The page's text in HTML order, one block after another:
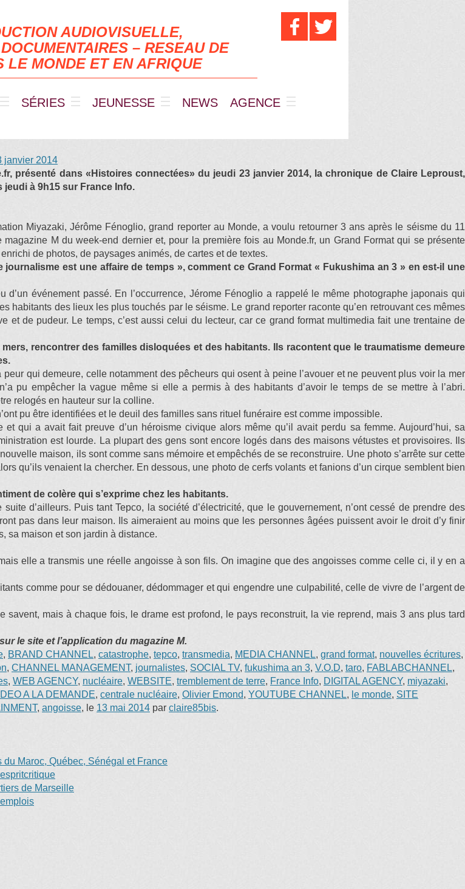
AUDIOVISUELLE,
– RESEAU DE
LE MONDE ET EN AFRIQUE
SÉRIES JEUNESSE NEWS AGENCE
janvier 2014
présenté dans «Histoires connectées» du jeudi 23 janvier 2014, la chronique de Claire Leproust,
jeudi à 9h15 sur France Info.
Miyazaki, Jérôme Fénoglio, grand reporter au Monde, a voulu retourner 3 ans après le séisme du 11
M du week-end dernier et, pour la première fois au Monde.fr, un Grand Format qui se présente
de photos, de paysages animés, de cartes et de textes.
est une affaire de temps », comment ce Grand Format « Fukushima an 3 » en est-il une
d’un événement passé. En l’occurrence, Jérome Fénoglio a rappelé le même photographe japonais qui
habitants des lieux les plus touchés par le séisme. Le grand reporter raconte qu’en retrouvant ces mêmes
de pudeur. Le temps, c’est aussi celui du lecteur, car ce grand format multimedia fait une trentaine de
rencontrer des familles disloquées et des habitants. Ils racontent que le traumatisme demeure
qui demeure, celle notamment des pêcheurs qui osent à peine l’avouer et ne peuvent plus voir la mer
pu empêcher la vague même si elle a permis à des habitants d’avoir le temps de se mettre à l’abri.
relogés en hauteur sur la colline.
pu être identifiées et le deuil des familles sans rituel funéraire est comme impossible.
qui a avait fait preuve d’un héroisme civique alors même qu’il avait perdu sa femme. Aujourd’hui, sa
est lourde. La plupart des gens sont encore logés dans des maisons vétustes et provisoires. Ils
maison, ils sont comme sans mémoire et empêchés de se reconstruire. Une photo s’arrête sur cette
qu’ils venaient la chercher. En dessous, une photo de cerfs volants et fanions d’un cirque semblent bien
de colère qui s’exprime chez les habitants.
d’ailleurs. Puis tant Tepco, la société d’électricité, que le gouvernement, n’ont cessé de prendre des
pas dans leur maison. Ils aimeraient au moins que les personnes âgées puissent avoir le droit d’y finir
sa maison et son jardin à distance.
elle a transmis une réelle angoisse à son fils. On imagine que des angoisses comme celle ci, il y en a
comme pour se dédouaner, dédommager et qui engendre une culpabilité, celle de vivre de l’argent de
mais à chaque fois, le drame est profond, le pays reconstruit, la vie reprend, mais 3 ans plus tard
le site et l’application du magazine M.
, BRAND CHANNEL, catastrophe, tepco, transmedia, MEDIA CHANNEL, grand format, nouvelles écritures,
, CHANNEL MANAGEMENT, journalistes, SOCIAL TV, fukushima an 3, V.O.D, taro, FABLABCHANNEL,
, WEB AGENCY, nucléaire, WEBSITE, tremblement de terre, France Info, DIGITAL AGENCY, miyazaki,
A LA DEMANDE, centrale nucléaire, Olivier Emond, YOUTUBE CHANNEL, le monde, SITE
, angoisse, le 13 mai 2014 par claire85bis.
Maroc, Québec, Sénégal et France
de Marseille